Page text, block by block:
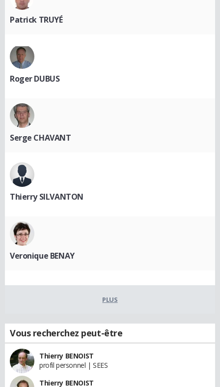
Patrick TRUYÉ
Roger DUBUS
Serge CHAVANT
Thierry SILVANTON
Veronique BENAY
PLUS
Vous recherchez peut-être
Thierry BENOIST
profil personnel | SEES
Thierry BENOIST